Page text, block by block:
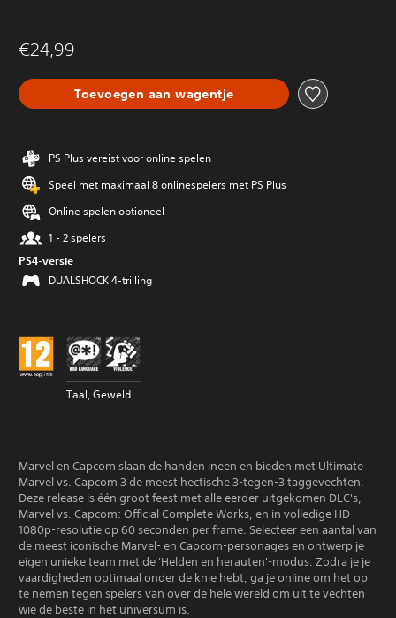
€24,99
Toevoegen aan wagentje
PS Plus vereist voor online spelen
Speel met maximaal 8 onlinespelers met PS Plus
Online spelen optioneel
1 - 2 spelers
PS4-versie
DUALSHOCK 4-trilling
Taal, Geweld
Marvel en Capcom slaan de handen ineen en bieden met Ultimate
Marvel vs. Capcom 3 de meest hectische 3-tegen-3 taggevechten.
Deze release is één groot feest met alle eerder uitgekomen DLC's,
Marvel vs. Capcom: Official Complete Works, en in volledige HD
1080p-resolutie op 60 seconden per frame. Selecteer een aantal van
de meest iconische Marvel- en Capcom-personages en ontwerp je
eigen unieke team met de 'Helden en herauten'-modus. Zodra je je
vaardigheden optimaal onder de knie hebt, ga je online om het op
te nemen tegen spelers van over de hele wereld om uit te vechten
wie de beste in het universum is.